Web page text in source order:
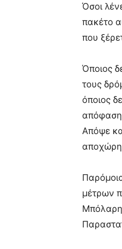
Όσοι
πακέτο
που
Όποιος
τους
όποιος
απόφαση
Απόψε
μέτρων